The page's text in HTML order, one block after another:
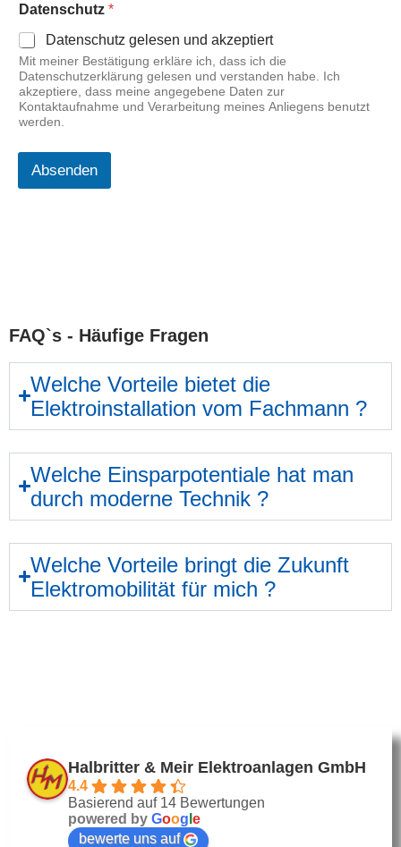
a
m
e
A
n
f
r
g
t
Datenschutz *
Datenschutz gelesen und akzeptiert
Mit meiner Bestätigung erkläre ich, dass ich die
Datenschutzerklärung gelesen und verstanden habe. Ich
akzeptiere, dass meine angegebene Daten zur
Kontaktaufnahme und Verarbeitung meines Anliegens benutzt
werden.
Absenden
FAQ`s - Häufige Fragen
Welche Vorteile bietet die
Elektroinstallation vom Fachmann ?
Welche Einsparpotentiale hat man
durch moderne Technik ?
Welche Vorteile bringt die Zukunft
Elektromobilität für mich ?
Halbritter & Meir Elektroanlagen GmbH
4.4
Basierend auf 14 Bewertungen
powered by Goog e
bewerte uns auf